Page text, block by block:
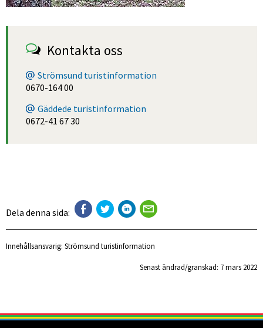
Kontakta oss
Strömsund turistinformation
0670-164 00
Gäddede turistinformation
0672-41 67 30
Dela denna sida:
Innehållsansvarig: Strömsund turistinformation
Senast ändrad/granskad: 7 mars 2022